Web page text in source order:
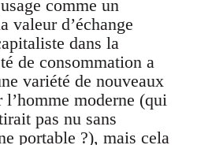
comme un
valeur d’échange
dans la
de consommation a
variété de nouveaux
moderne (qui
pas nu sans
portable ?), mais cela